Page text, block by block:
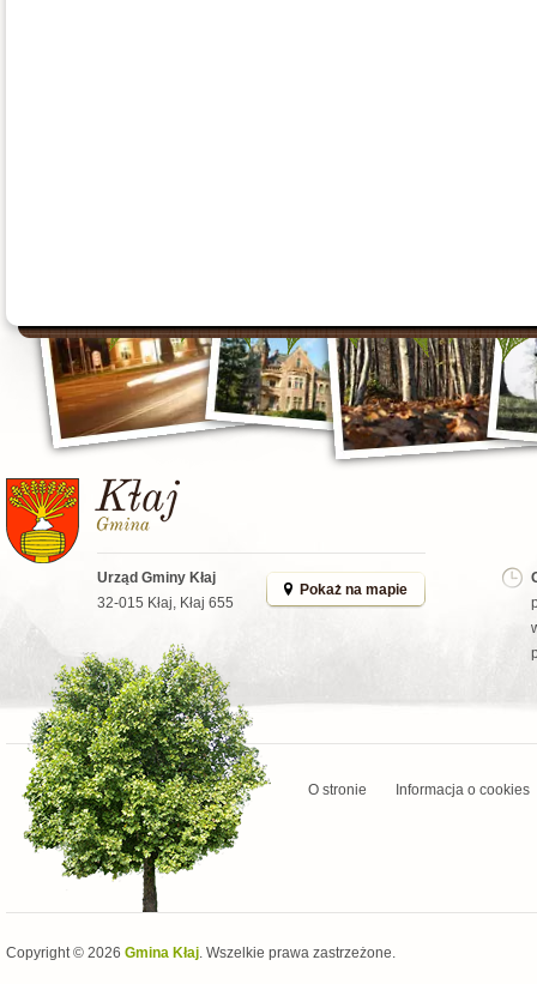
Pokaż na mapie
Urząd Gminy Kłaj
32-015 Kłaj, Kłaj 655
O stronie Informacja o cookies
Copyright © 2026 Gmina Kłaj. Wszelkie prawa zastrzeżone.